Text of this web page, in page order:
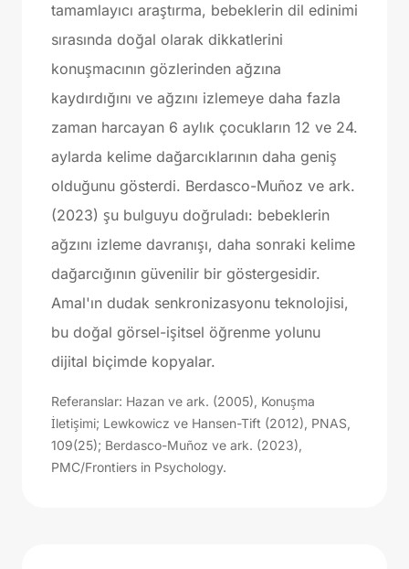
tamamlayıcı araştırma, bebeklerin dil edinimi
sırasında doğal olarak dikkatlerini
konuşmacının gözlerinden ağzına
kaydırdığını ve ağzını izlemeye daha fazla
zaman harcayan 6 aylık çocukların 12 ve 24.
aylarda kelime dağarcıklarının daha geniş
olduğunu gösterdi. Berdasco-Muñoz ve ark.
(2023) şu bulguyu doğruladı: bebeklerin
ağzını izleme davranışı, daha sonraki kelime
dağarcığının güvenilir bir göstergesidir.
Amal'ın dudak senkronizasyonu teknolojisi,
bu doğal görsel-işitsel öğrenme yolunu
dijital biçimde kopyalar.
Referanslar: Hazan ve ark. (2005), Konuşma
İletişimi; Lewkowicz ve Hansen-Tift (2012), PNAS,
109(25); Berdasco-Muñoz ve ark. (2023),
PMC/Frontiers in Psychology.